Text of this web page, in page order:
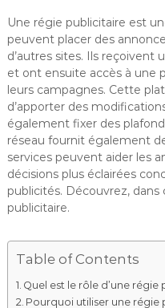
Une régie publicitaire est
peuvent placer des
d’autres sites. Ils reçoivent
et ont ensuite accès à une
leurs campagnes. Cette
d’apporter des
également fixer des
réseau fournit également
services peuvent aider les
décisions plus éclairées
publicités. Découvrez, dans
publicitaire.
Table of Contents
Quel est le rôle d’une régie
Pourquoi utiliser une régie